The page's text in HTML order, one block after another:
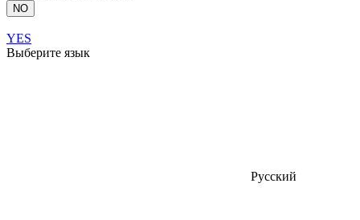
NO
YES
Выберите язык
Русский